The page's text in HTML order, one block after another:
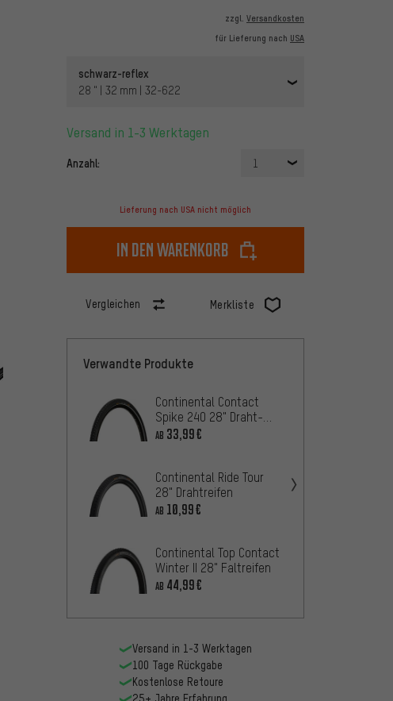
zzgl. Versandkosten
für Lieferung nach USA
schwarz-reflex
28 " | 32 mm | 32-622
Versand in 1-3 Werktagen
Anzahl: 1
Lieferung nach USA nicht möglich
In den Warenkorb
Vergleichen Merkliste
Verwandte Produkte
Continental Contact
Spike 240 28" Draht-
Spikereifen
AB 33,99€
Continental Ride Tour
28" Drahtreifen
AB 10,99€
Continental Top Contact
Winter II 28" Faltreifen
AB 44,99€
Versand in 1-3 Werktagen
100 Tage Rückgabe
Kostenlose Retoure